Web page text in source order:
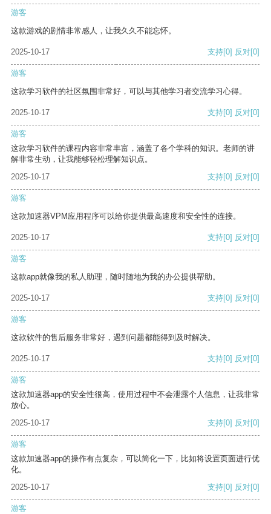
游客
这款游戏的剧情非常感人，让我久久不能忘怀。
2025-10-17 支持[0] 反对[0]
游客
这款学习软件的社区氛围非常好，可以与其他学习者交流学习心得。
2025-10-17 支持[0] 反对[0]
游客
这款学习软件的课程内容非常丰富，涵盖了各个学科的知识。老师的讲
解非常生动，让我能够轻松理解知识点。
2025-10-17
支持[0] 反对[0]
游客
这款加速器VPM应用程序可以给你提供最高速度和安全性的连接。
2025-10-17 支持[0] 反对[0]
游客
这款app就像我的私人助理，随时随地为我的办公提供帮助。
2025-10-17 支持[0] 反对[0]
游客
这款软件的售后服务非常好，遇到问题都能得到及时解决。
2025-10-17 支持[0] 反对[0]
游客
这款加速器app的安全性很高，使用过程中不会泄露个人信息，让我非常
放心。
2025-10-17
支持[0] 反对[0]
游客
这款加速器app的操作有点复杂，可以简化一下，比如将设置页面进行优
化。
2025-10-17
支持[0] 反对[0]
游客